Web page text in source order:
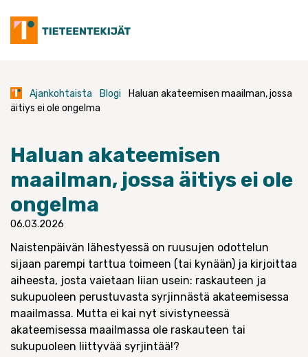
content
Ajankohtaista Blogi
Haluan akateemisen maailman, jossa
äitiys ei ole ongelma
Haluan akateemisen
maailman, jossa äitiys ei ole
ongelma
06.03.2026
Naistenpäivän lähestyessä on ruusujen odottelun
sijaan parempi tarttua toimeen (tai kynään) ja kirjoittaa
aiheesta, josta vaietaan liian usein: raskauteen ja
sukupuoleen perustuvasta syrjinnästä akateemisessa
maailmassa. Mutta ei kai nyt sivistyneessä
akateemisessa maailmassa ole raskauteen tai
sukupuoleen liittyvää syrjintää!?